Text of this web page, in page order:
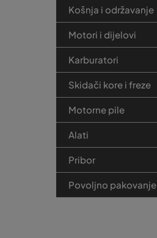
Košnja i održavanje
Motori i dijelovi
Karburatori
Skidači kore i freze
Motorne pile
Alati
Pribor
Povoljno pakovanje